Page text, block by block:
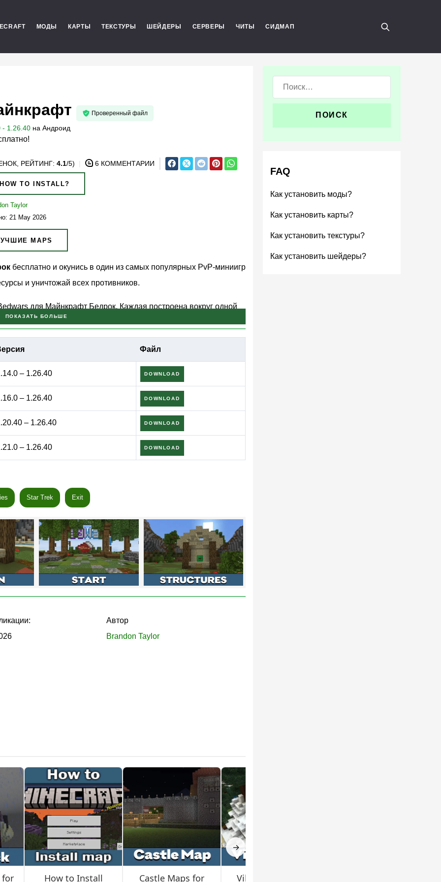
МОДЫ КАРТЫ ТЕКСТУРЫ ШЕЙДЕРЫ СЕРВЕРЫ ЧИТЫ СИДМАП
Проверенный файл
- 1.26.40 на Андроид
РЕЙТИНГ: 4.1/5) 6 КОММЕНТАРИИ
HOW TO INSTALL?
Taylor
21 May 2026
MAPS
бесплатно и окунись в один из самых популярных PvP-миниигр
и уничтожай всех противников.
для Майнкрафт Бедрок. Каждая построена вокруг одной
игроков.
полноценной игры необходим Мультиплеер.
ресурсы с генераторов минералов. Они производят
со временем.
их кроватей.
команда.
Как только она сломана, следующая смерть будет
приоритетом.
ремонт снаряжения и многоуровневые генераторы
скучать в ожидании матча.
брони и утилитарных блоков. Фармь золото с самого начала
ПОКАЗАТЬ БОЛЬШЕ
Файл
– 1.26.40 DOWNLOAD
– 1.26.40 DOWNLOAD
– 1.26.40 DOWNLOAD
– 1.26.40 DOWNLOAD
Star Trek Exit
Автор
Brandon Taylor
→
for
How to Install
Castle Maps for
Village Maps for
Поиск:
FAQ
Как установить моды?
Как установить карты?
Как установить текстуры?
Как установить шейдеры?